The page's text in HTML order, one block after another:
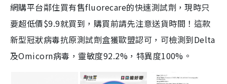
網購平台鄰住買有售fluorecare的快速測試劑，現時只
要超低價$9.9就買到，購買前請先注意送貨時間！這款
新型冠狀病毒抗原測試劑盒獲歐盟認可，可檢測到Delta
及Omicorn病毒，靈敏度92.2%，特異度100%。